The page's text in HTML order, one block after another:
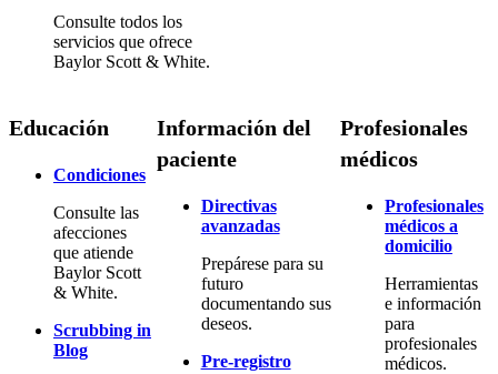
Consulte todos los
servicios que ofrece
Baylor Scott & White.
Educación
Condiciones
Consulte las
afecciones
que atiende
Baylor Scott
& White.
Scrubbing in
Blog
Información del
paciente
Directivas
avanzadas
Prepárese para su
futuro
documentando sus
deseos.
Pre-registro
Profesionales
médicos
Profesionales
médicos a
domicilio
Herramientas
e información
para
profesionales
médicos.